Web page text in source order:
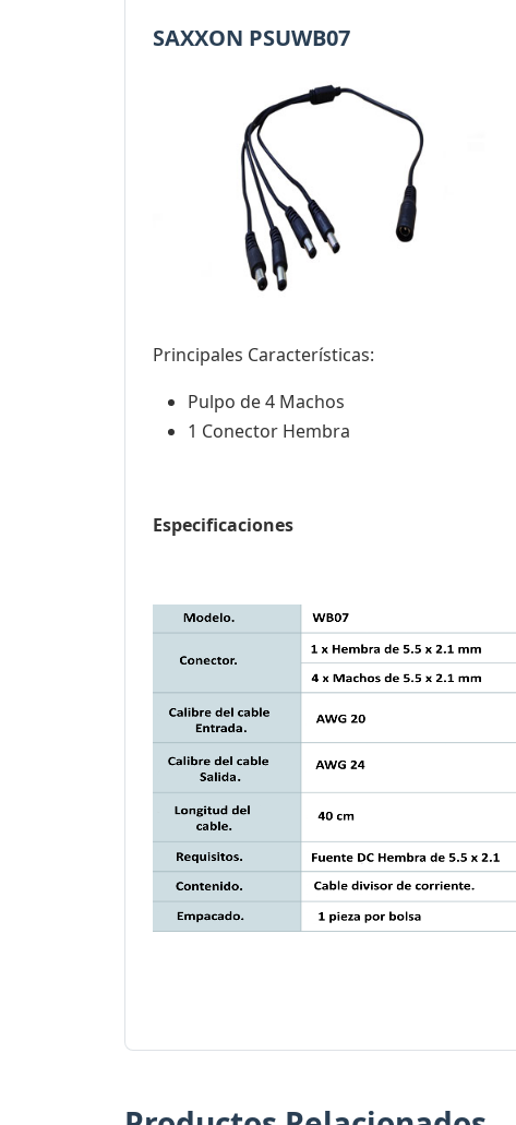
SAXXON PSUWB07
Principales Características:
Pulpo de 4 Machos
1 Conector Hembra
Especificaciones